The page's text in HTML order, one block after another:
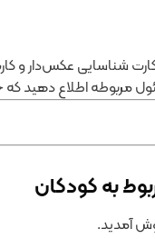
کارت شناسایی عکس‌دار و
مربوطه اطلاع دهید
به کودکان
آمدید.